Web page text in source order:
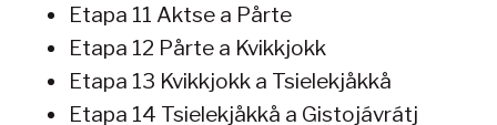
Etapa 11 Aktse a Pårte
Etapa 12 Pårte a Kvikkjokk
Etapa 13 Kvikkjokk a Tsielekjåkkå
Etapa 14 Tsielekjåkkå a Gistojávrátj